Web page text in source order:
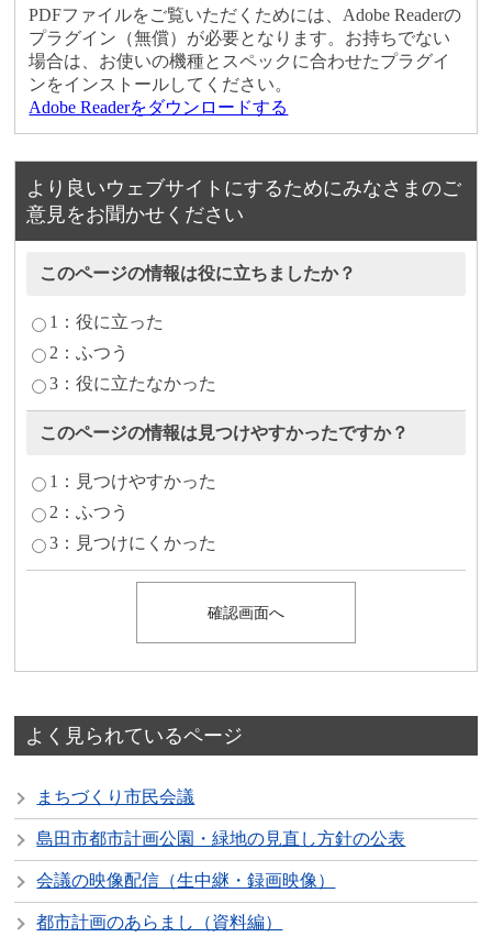
PDFファイルをご覧いただくためには、Adobe Readerの
プラグイン（無償）が必要となります。お持ちでない
場合は、お使いの機種とスペックに合わせたプラグイ
ンをインストールしてください。
Adobe Readerをダウンロードする
より良いウェブサイトにするためにみなさまのご
意見をお聞かせください
このページの情報は役に立ちましたか？
1：役に立った
2：ふつう
3：役に立たなかった
このページの情報は見つけやすかったですか？
1：見つけやすかった
2：ふつう
3：見つけにくかった
よく見られているページ
まちづくり市民会議
島田市都市計画公園・緑地の見直し方針の公表
会議の映像配信（生中継・録画映像）
都市計画のあらまし（資料編）